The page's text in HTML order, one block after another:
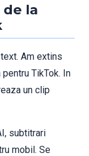
la
Am extins
TikTok. In
un clip
subtitrari
mobil. Se